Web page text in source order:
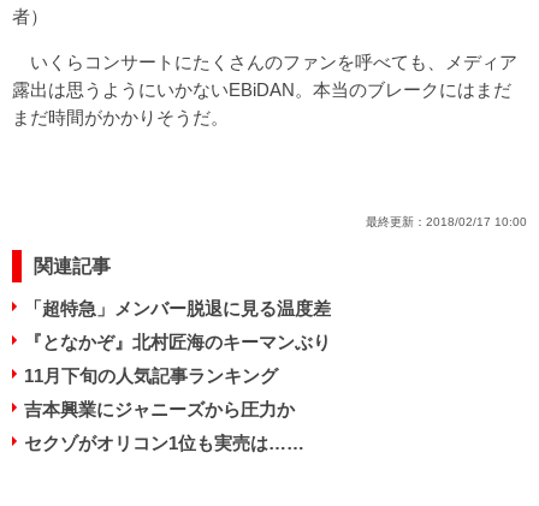
者）
いくらコンサートにたくさんのファンを呼べても、メディア
露出は思うようにいかないEBiDAN。本当のブレークにはまだ
まだ時間がかかりそうだ。
最終更新： 2018/02/17 10:00
関連記事
「超特急」メンバー脱退に見る温度差
『となかぞ』北村匠海のキーマンぶり
11月下旬の人気記事ランキング
吉本興業にジャニーズから圧力か
セクゾがオリコン1位も実売は……